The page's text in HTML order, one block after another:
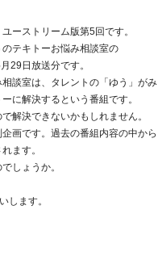
ーストリーム版第5回です。
テキトーお悩み相談室の
29日放送分です。
談室は、タレントの「ゆう」がみ
に解決するという番組です。
解決できないかもしれません。
画です。過去の番組内容の中から
ます。
しょうか。
します。